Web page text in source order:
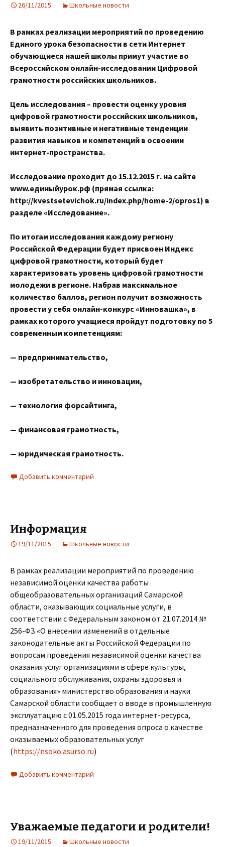
26/11/2015 Школьные новости
В рамках реализации мероприятий по проведению
Единого урока безопасности в сети Интернет
обучающиеся нашей школы примут участие во
Всероссийском онлайн-исследовании Цифровой
грамотности российских школьников.
Цель исследования – провести оценку уровня
цифровой грамотности российских школьников,
выявить позитивные и негативные тенденции
развития навыков и компетенций в освоении
интернет-пространства.
Исследование проходит до 15.12.2015 г. на сайте
www.единыйурок.рф (прямая ссылка:
http://kvestsetevichok.ru/index.php/home-2/opros1) в
разделе «Исследование».
По итогам исследования каждому региону
Российской Федерации будет присвоен Индекс
цифровой грамотности, который будет
характеризовать уровень цифровой грамотности
молодежи в регионе. Набрав максимальное
количество баллов, регион получит возможность
провести у себя онлайн-конкурс «Инновашка», в
рамках которого учащиеся пройдут подготовку по 5
современным компетенциям:
— предпринимательство,
— изобретательство и инновации,
— технология форсайтинга,
— финансовая грамотность,
— юридическая грамотность.
Добавить комментарий
Информация
19/11/2015 Школьные новости
В рамках реализации мероприятий по проведению
независимой оценки качества работы
общеобразовательных организаций Самарской
области, оказывающих социальные услуги, в
соответствии с Федеральным законом от 21.07.2014 №
256-ФЗ «О внесении изменений в отдельные
законодательные акты Российской Федерации по
вопросам проведения независимой оценки качества
оказания услуг организациями в сфере культуры,
социального обслуживания, охраны здоровья и
образования» министерство образования и науки
Самарской области сообщает о вводе в промышленную
эксплуатацию с 01.05.2015 года интернет-ресурса,
предназначенного для проведения опроса о качестве
оказываемых образовательных услуг
(https://nsoko.asurso.ru)
Добавить комментарий
Уважаемые педагоги и родители!
19/11/2015 Школьные новости